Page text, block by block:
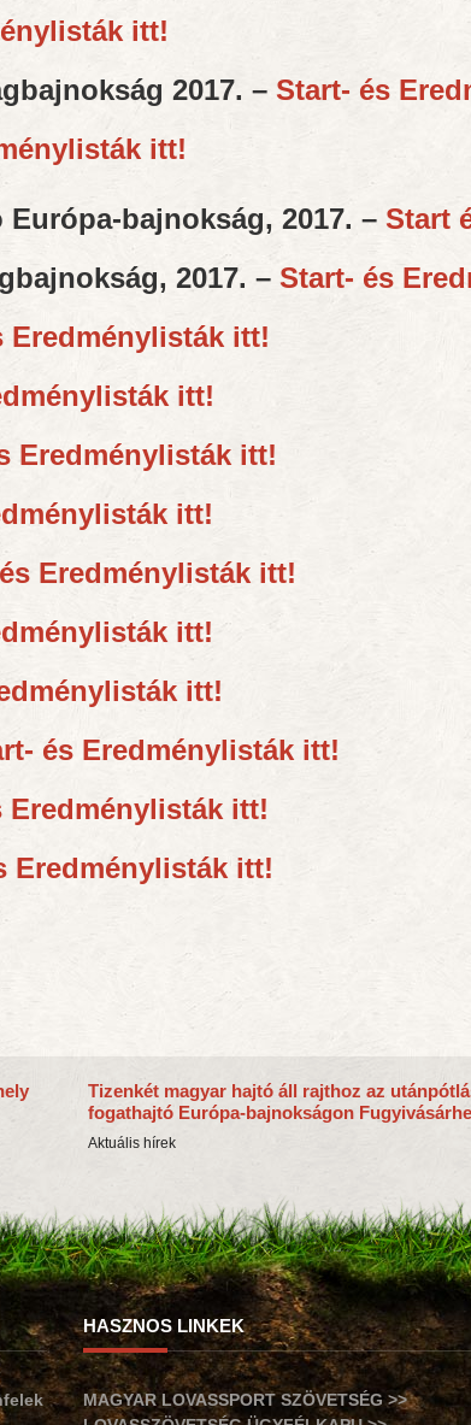
itt!
2017. – Start- és
itt!
bajnokság, 2017. – Start
2017. – Start- és
Eredménylisták itt!
itt!
Eredménylisták itt!
itt!
Eredménylisták itt!
itt!
itt!
és Eredménylisták itt!
Eredménylisták itt!
Eredménylisták itt!
Tizenkét magyar hajtó áll rajthoz az
fogathajtó Európa-bajnokságon
Aktuális hírek
HASZNOS LINKEK
MAGYAR LOVASSPORT SZÖVETSÉG >>